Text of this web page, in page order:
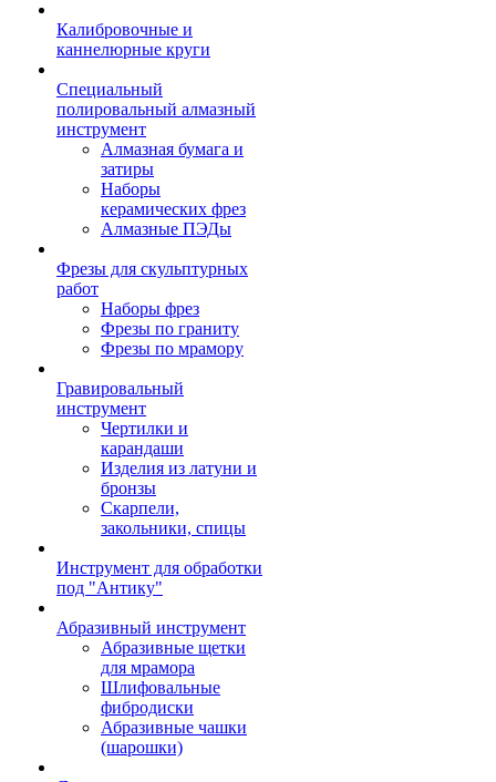
Калибровочные и
каннелюрные круги
Специальный
полировальный алмазный
инструмент
Алмазная бумага и
затиры
Наборы
керамических фрез
Алмазные ПЭДы
Фрезы для скульптурных
работ
Наборы фрез
Фрезы по граниту
Фрезы по мрамору
Гравировальный
инструмент
Чертилки и
карандаши
Изделия из латуни и
бронзы
Скарпели,
закольники, спицы
Инструмент для обработки
под "Антику"
Абразивный инструмент
Абразивные щетки
для мрамора
Шлифовальные
фибродиски
Абразивные чашки
(шарошки)